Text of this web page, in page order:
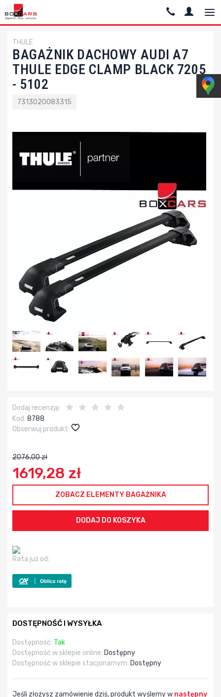
THULE
BAGAŻNIK DACHOWY AUDI A7
THULE EDGE CLAMP BLACK 7205
- 5102
7313020083315
Dodaj recenzję:
Kod: 8788
Obserwuj produkt:
2076,00 zł
1619,28 zł
ZOBACZ ELEMENTY BAGAŻNIKA
Rata już od:
DOSTĘPNOŚĆ I WYSYŁKA
Dostępność: Tak
Dostępność w sklepie online: Dostępny
Dostępność w sklepie stacjonarnym: Dostępny
Jeśli złożysz zamówienie dziś, produkt wyślemy w następny